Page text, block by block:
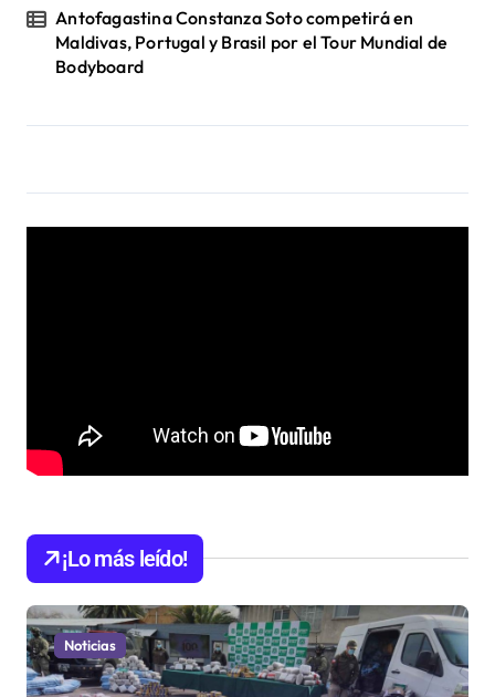
Antofagastina Constanza Soto competirá en
Maldivas, Portugal y Brasil por el Tour Mundial de
Bodyboard
¡Lo más leído!
Noticias